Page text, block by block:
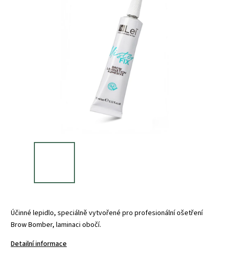
Účinné lepidlo, speciálně vytvořené pro profesionální ošetření
Brow Bomber, laminaci obočí.
Detailní informace